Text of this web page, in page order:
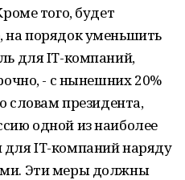
того, будет
на порядок уменьшить
для IT-компаний,
- с нынешних 20%
словам президента,
одной из наиболее
для IT-компаний наряду
Эти меры должны